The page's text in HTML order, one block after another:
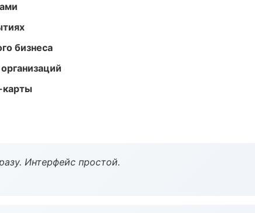
бизнеса
Интерфейс простой.